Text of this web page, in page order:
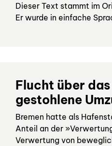
Dieser Text stammt im
Er wurde in einfache
Flucht über
gestohlene
Bremen hatte als
Anteil an der
Verwertung von